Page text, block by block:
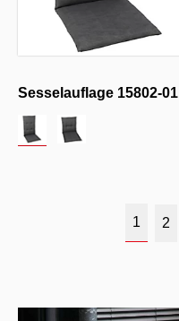
Sesselauflage 15802-01
1 2